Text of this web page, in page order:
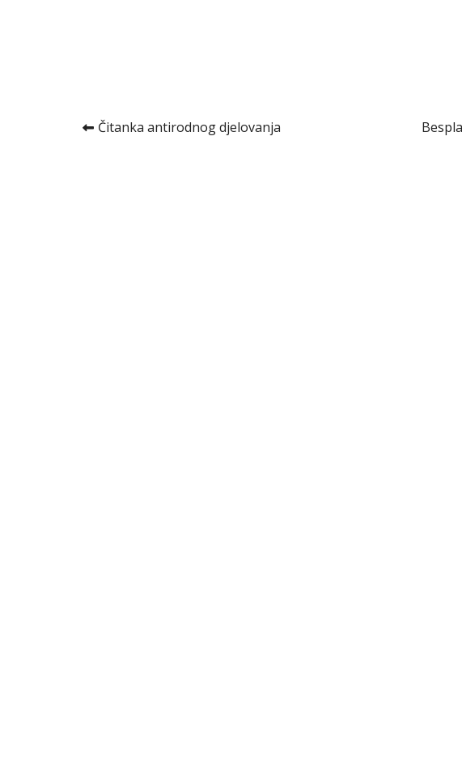
Kretanje
Čitanka antirodnog djelovanja